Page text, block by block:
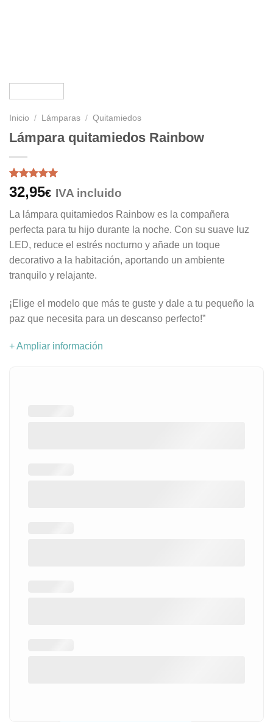
Inicio / Lámparas / Quitamiedos
Lámpara quitamiedos Rainbow
Valorado
con5de 5
4
valoraciones
de clientes
32,95€ IVA incluido
La lámpara quitamiedos Rainbow es la compañera
perfecta para tu hijo durante la noche. Con su suave luz
LED, reduce el estrés nocturno y añade un toque
decorativo a la habitación, aportando un ambiente
tranquilo y relajante.
¡Elige el modelo que más te guste y dale a tu pequeño la
paz que necesita para un descanso perfecto!”
+ Ampliar información